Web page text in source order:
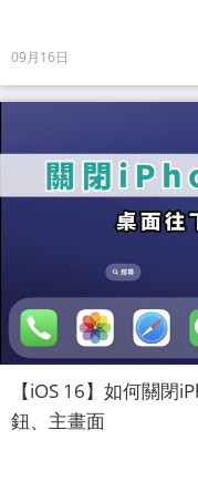
09月16日
【iOS 16】如何關閉
鈕、主畫面